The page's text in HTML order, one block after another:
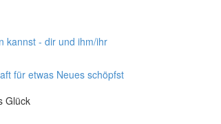
kannst - dir und ihm/ihr
für etwas Neues schöpfst
Glück